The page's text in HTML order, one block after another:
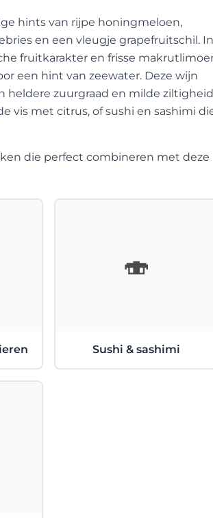
over de hele wereld en
waarbij ze de unieke
slok.
hints van rijpe honingmeloen,
en een vleugje grapefruitschil. In
fruitkarakter en frisse
een hint van zeewater. Deze wijn
heldere zuurgraad en milde
vis met citrus, of sushi en sashimi
die perfect combineren met deze
🍣
Sushi & sashimi